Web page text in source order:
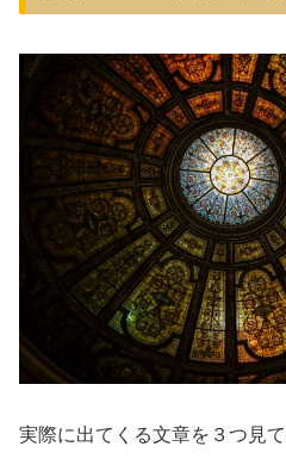
実際に出てくる文章を３つ見て